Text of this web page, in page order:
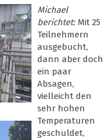
Michael
berichtet: Mit 25
Teilnehmern
ausgebucht,
dann aber doch
ein paar
Absagen,
vielleicht den
sehr hohen
Temperaturen
geschuldet,